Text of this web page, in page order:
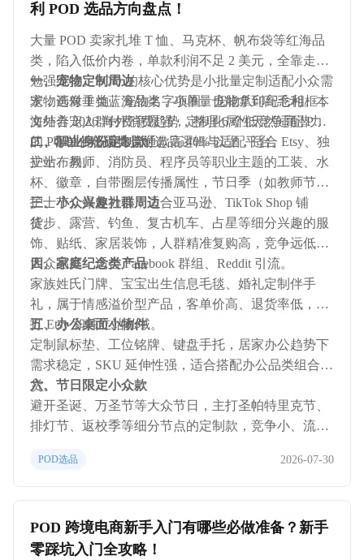
利 POD 选品方向盘点！
大量 POD 卖家扎堆 T 恤、马克杯、帆布袋等红海品
类，陷入低价内卷，单款利润不足 2 美元，全靠走量
勉强维持。POD 的核心优势是小批量定制适配小众需
求，选对垂类蓝海品类，小单量也能拿到高毛利。本
文结合 2026 海外消费趋势，整理 6 个低竞争高潜力
的 POD 小众品类，附选品逻辑与适配平台。
一、宠物定制周边
宠物画像 T 恤、宠物名字项圈、宠物爪印纪念相框，
海外养宠人群付费意愿强，定制化属性天然适配 PO
D，客单价普遍比普通款高 40% 以上，适合 Etsy、独
立站布局。
二、职业身份定制款
护士、教师、消防员、程序员等职业主题的工装、水
杯、徽章，自带圈层传播属性，节日季（如教师节、
护士节）爆发力强，适合亚马逊、TikTok Shop 铺
货。
三、小众兴趣社群周边
徒步、露营、钓鱼、复古机车、占星等细分兴趣的服
饰、贴纸、家居装饰，人群精准复购高，竞争远低于
大众品类，适合 Facebook 群组、Reddit 引流。
四、家庭纪念类产品
家族姓氏门牌、宝宝出生信息毛毯、婚礼定制伴手
礼，属于情感溢价型产品，客单价高、退货率低，主
打 Etsy 和独立站私域。
五、办公桌面小物件
定制鼠标垫、工位铭牌、键盘手托，居家办公趋势下
需求稳定，SKU 延伸性强，适合搭配办公品类组合铺
货。
六、节日限定小众款
避开圣诞、万圣节等大众节日，主打圣帕特里克节、
排灯节、返校季等细分节点的定制款，竞争小、流量
POD选品 2026-07-30
POD 跨境电商新手入门有哪些必做准备？新手
零踩坑入门全攻略！